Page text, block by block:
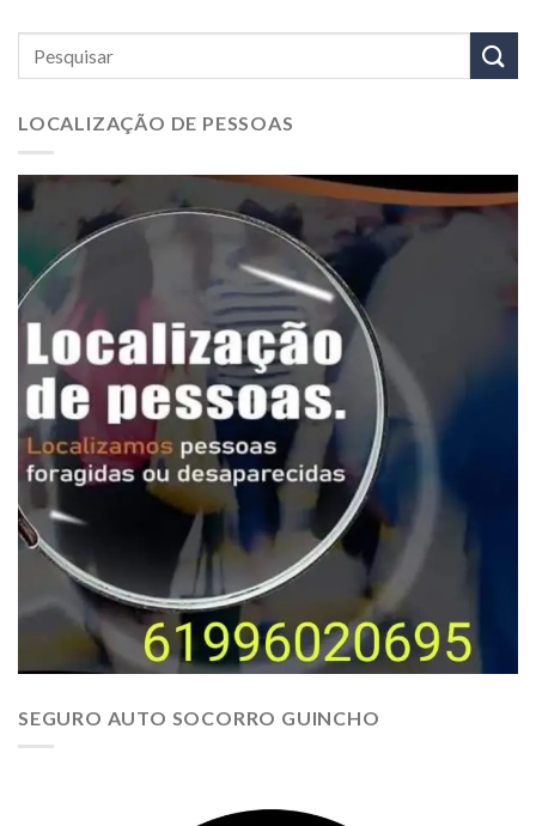
LOCALIZAÇÃO DE PESSOAS
SEGURO AUTO SOCORRO GUINCHO